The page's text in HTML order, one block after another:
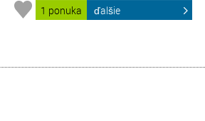
1 ponuka ďalšie